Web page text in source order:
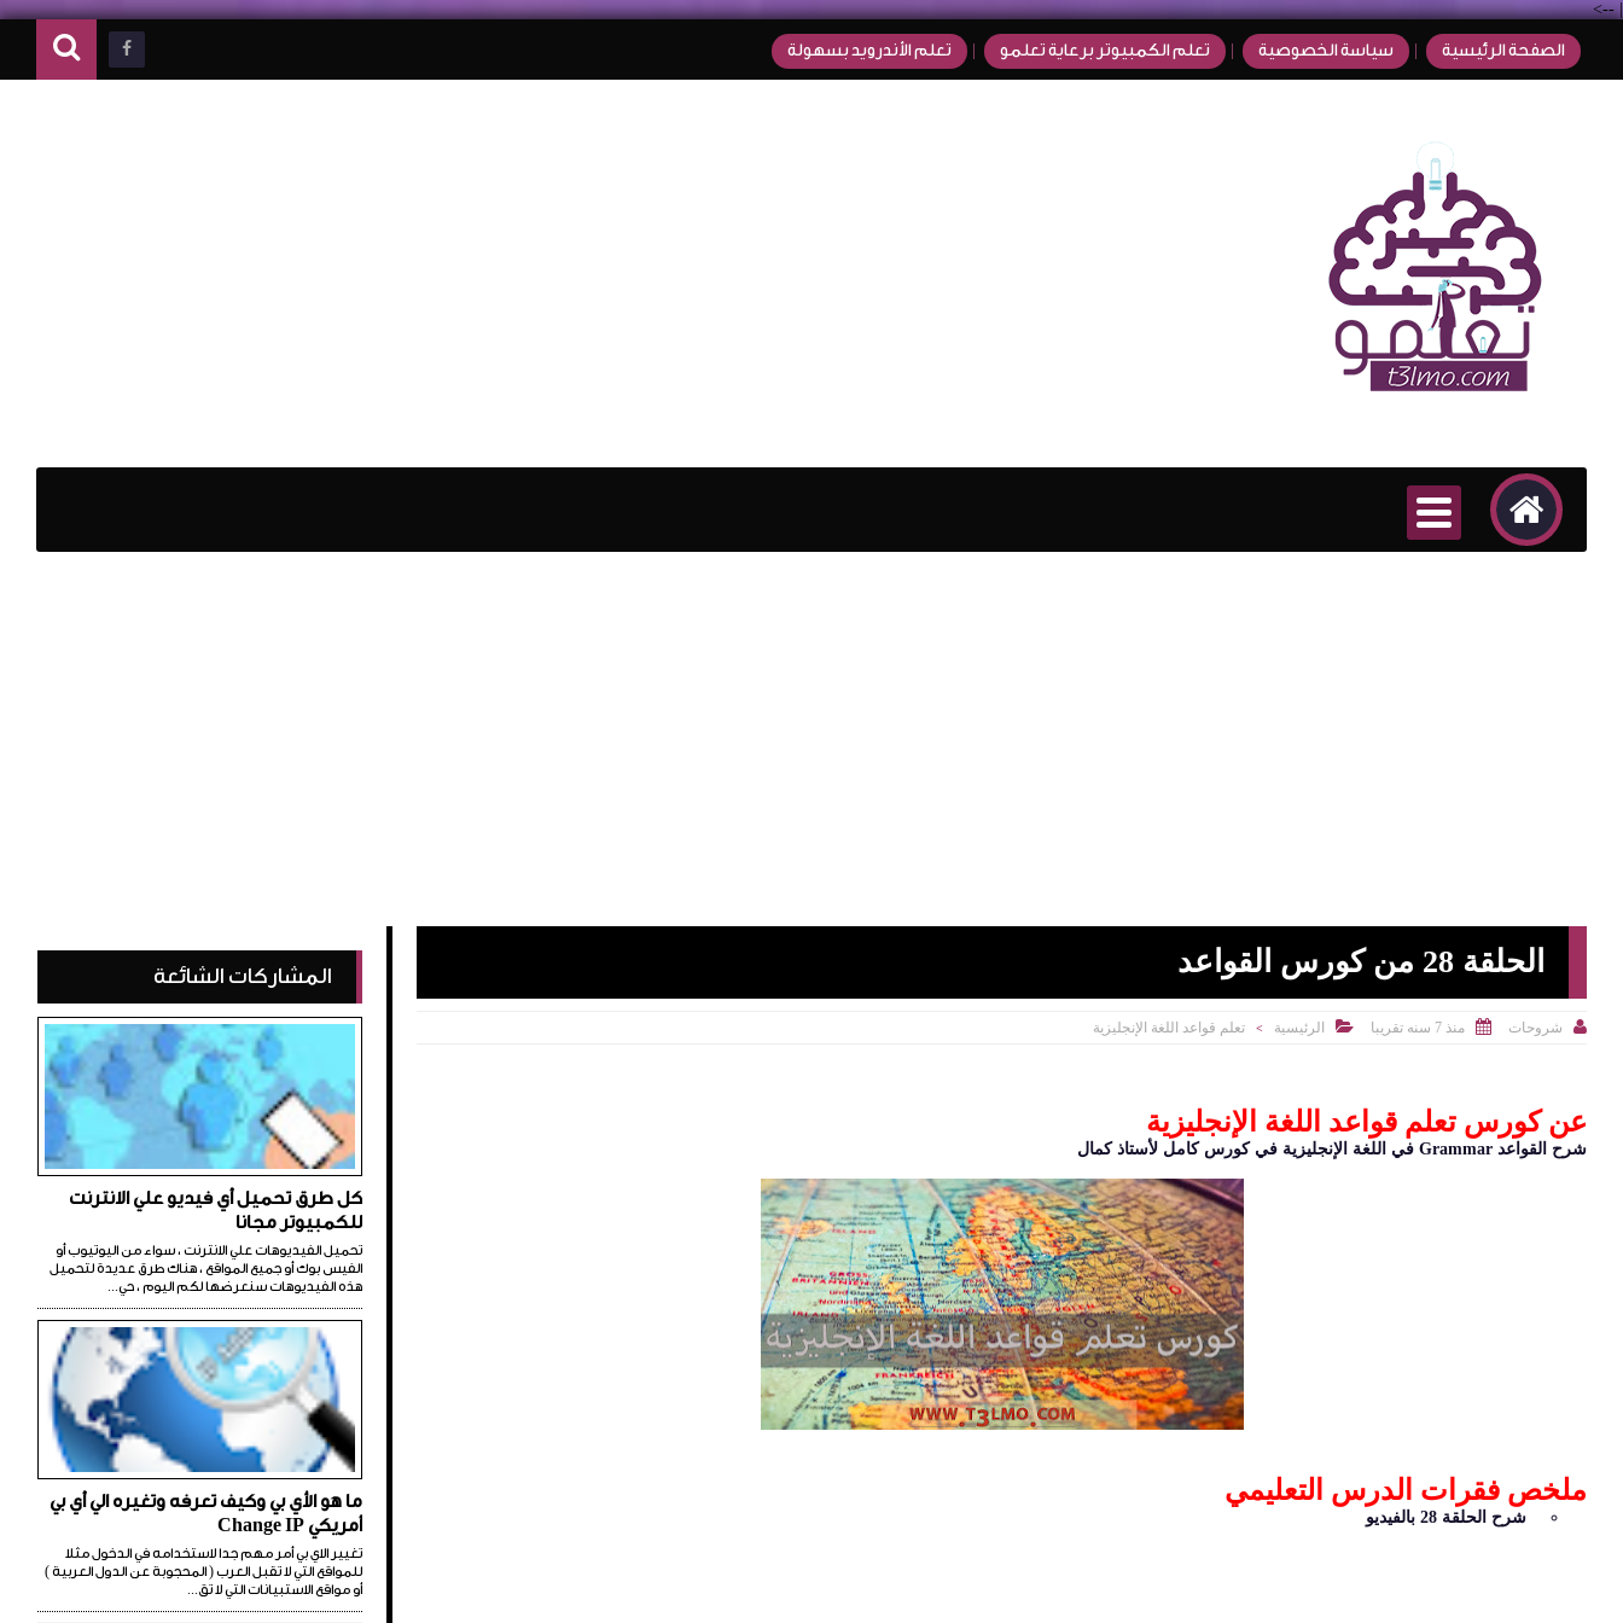
|
-->
الصفحة الرئيسية سياسة الخصوصية تعلم الكمبيوتر برعاية تعلمو تعلم الأندرويد بسهولة
الحلقة 28 من كورس القواعد
 شروحات  منذ 7 سنه تقريبا  الرئيسية > تعلم قواعد اللغة الإنجليزية
عن كورس تعلم قواعد اللغة الإنجليزية
شرح القواعد Grammar في اللغة الإنجليزية في كورس كامل لأستاذ كمال
ملخص فقرات الدرس التعليمي
شرح الحلقة 28 بالفيديو
المشاركات الشائعة
كل طرق تحميل أي فيديو علي الانترنت
للكمبيوتر مجانا
تحميل الفيديوهات علي الانترنت ، سواء من اليوتيوب أو
الفيس بوك أو جميع المواقع ، هناك طرق عديدة لتحميل
هذه الفيديوهات سنعرضها لكم اليوم ، حي...
ما هو الأي بي وكيف تعرفه وتغيره الي أي بي
أمريكي Change IP
تغيير الاي بي أمر مهم جدا لاستخدامه في الدخول مثلا
للمواقع التي لا تقبل العرب ( المحجوبة عن الدول العربية )
أو مواقع الاستبيانات التي لا تق...